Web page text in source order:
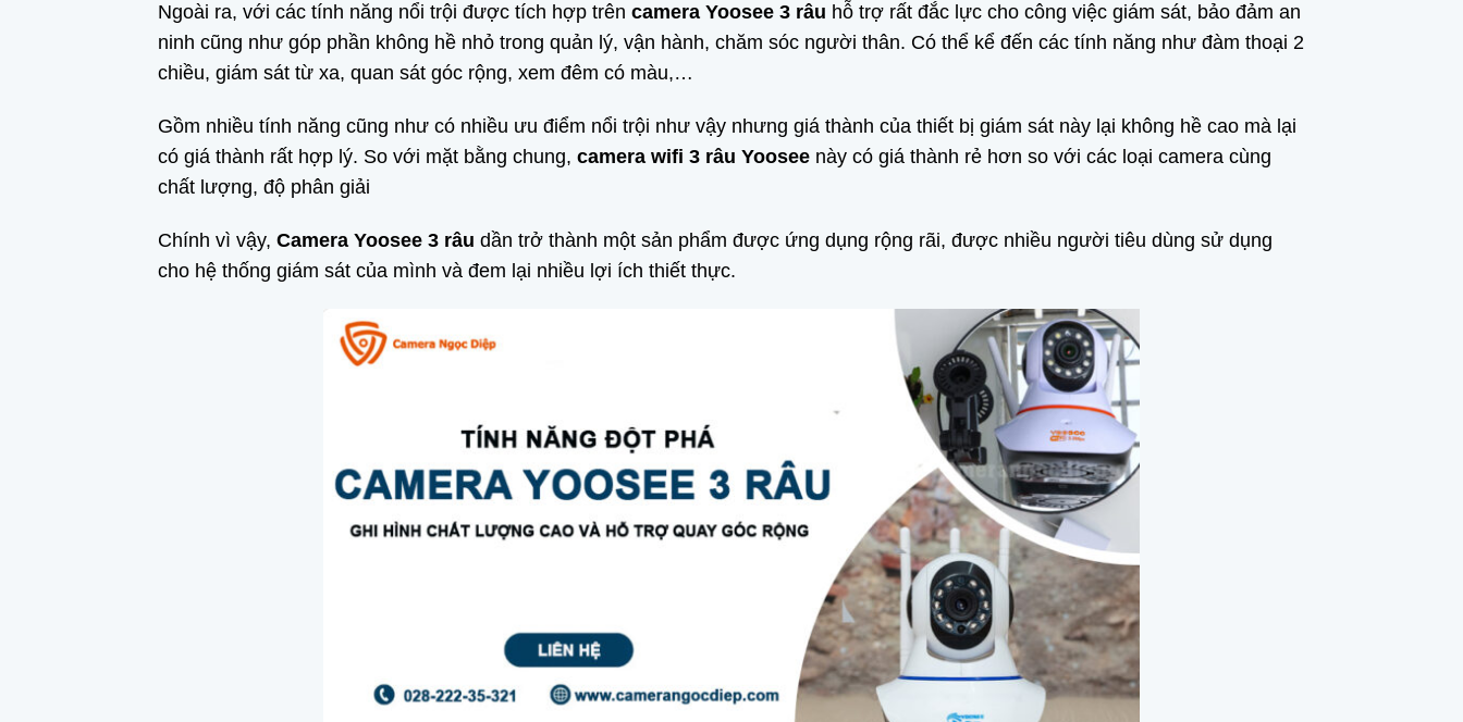
Ngoài ra, với các tính năng nổi trội được tích hợp trêncamera Yoosee 3 râu hỗ trợ rất đắc lực cho công việc giám sát, bảo đảm an
ninh cũng như góp phần không hề nhỏ trong quản lý, vận hành, chăm sóc người thân. Có thể kể đến các tính năng như đàm thoại 2
chiều, giám sát từ xa, quan sát góc rộng, xem đêm có màu,…
Gồm nhiều tính năng cũng như có nhiều ưu điểm nổi trội như vậy nhưng giá thành của thiết bị giám sát này lại không hề cao mà lại
có giá thành rất hợp lý. So với mặt bằng chung,camera wifi 3 râu Yoosee này có giá thành rẻ hơn so với các loại camera cùng
chất lượng, độ phân giải
Chính vì vậy,Camera Yoosee 3 râu dần trở thành một sản phẩm được ứng dụng rộng rãi, được nhiều người tiêu dùng sử dụng
cho hệ thống giám sát của mình và đem lại nhiều lợi ích thiết thực.